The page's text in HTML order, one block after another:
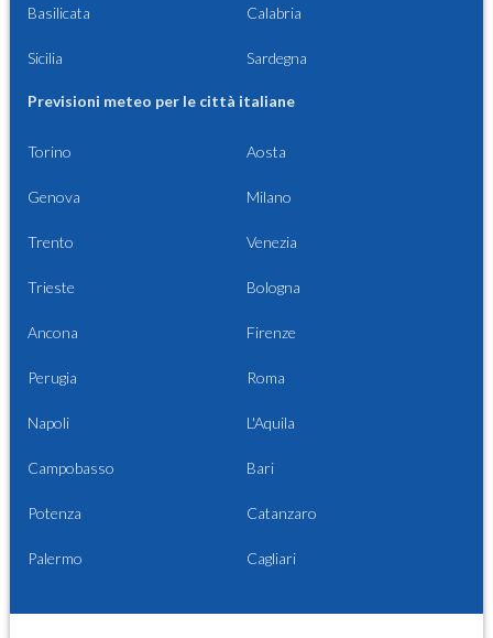
Basilicata Calabria
Sicilia Sardegna
Previsioni meteo per le città italiane
Torino Aosta
Genova Milano
Trento Venezia
Trieste Bologna
Ancona Firenze
Perugia Roma
Napoli L'Aquila
Campobasso Bari
Potenza Catanzaro
Palermo Cagliari